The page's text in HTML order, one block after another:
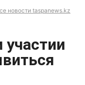
новости taspanews.kz
участии